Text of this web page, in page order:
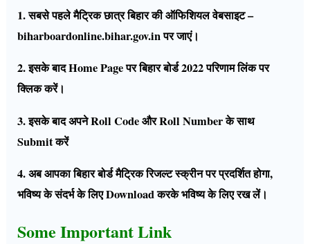
1. सबसे पहले मैट्रिक छात्र बिहार की ऑफिशियल वेबसाइट –
biharboardonline.bihar.gov.in पर जाएं।
2. इसके बाद Home Page पर बिहार बोर्ड 2022 परिणाम लिंक पर
क्लिक करें।
3. इसके बाद अपने Roll Code और Roll Number के साथ
Submit करें
4. अब आपका बिहार बोर्ड मैट्रिक रिजल्ट स्क्रीन पर प्रदर्शित होगा,
भविष्य के संदर्भ के लिए Download करके भविष्य के लिए रख लें।
Some Important Link